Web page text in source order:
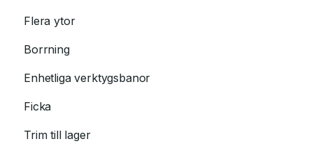
Flera ytor
Borrning
Enhetliga verktygsbanor
Ficka
Trim till lager